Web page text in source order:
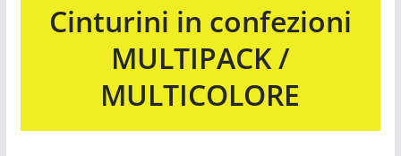
Cinturini in confezioni
MULTIPACK /
MULTICOLORE